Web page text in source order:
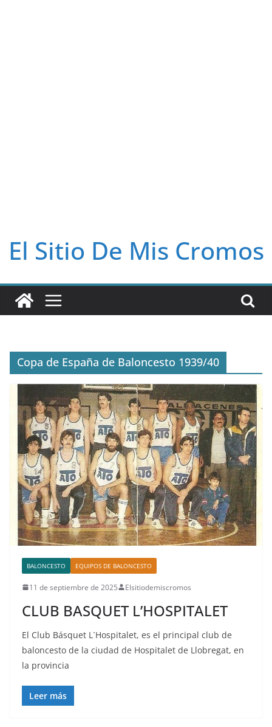
El Sitio De Mis Cromos
Copa de España de Baloncesto 1939/40
BALONCESTO EQUIPOS DE BALONCESTO
11 de septiembre de 2025 Elsitiodemiscromos
CLUB BASQUET L’HOSPITALET
El Club Básquet L´Hospitalet, es el principal club de
baloncesto de la ciudad de Hospitalet de Llobregat, en
la provincia
Leer más